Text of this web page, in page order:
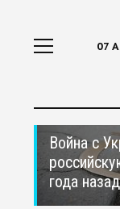
07
Война с
года назад